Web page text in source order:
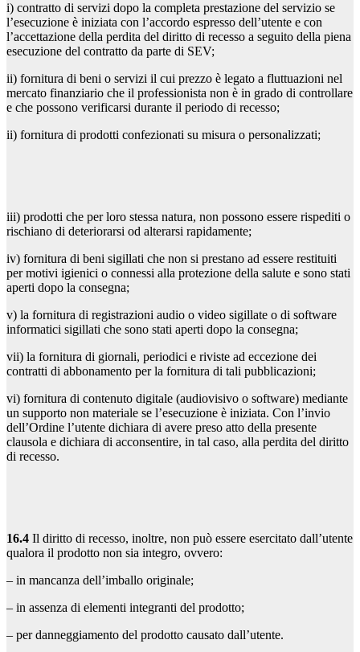
i) contratto di servizi dopo la completa prestazione del servizio se
l’esecuzione è iniziata con l’accordo espresso dell’utente e con
l’accettazione della perdita del diritto di recesso a seguito della piena
esecuzione del contratto da parte di SEV;
ii) fornitura di beni o servizi il cui prezzo è legato a fluttuazioni nel
mercato finanziario che il professionista non è in grado di controllare
e che possono verificarsi durante il periodo di recesso;
ii) fornitura di prodotti confezionati su misura o personalizzati;
iii) prodotti che per loro stessa natura, non possono essere rispediti o
rischiano di deteriorarsi od alterarsi rapidamente;
iv) fornitura di beni sigillati che non si prestano ad essere restituiti
per motivi igienici o connessi alla protezione della salute e sono stati
aperti dopo la consegna;
v) la fornitura di registrazioni audio o video sigillate o di software
informatici sigillati che sono stati aperti dopo la consegna;
vii) la fornitura di giornali, periodici e riviste ad eccezione dei
contratti di abbonamento per la fornitura di tali pubblicazioni;
vi) fornitura di contenuto digitale (audiovisivo o software) mediante
un supporto non materiale se l’esecuzione è iniziata. Con l’invio
dell’Ordine l’utente dichiara di avere preso atto della presente
clausola e dichiara di acconsentire, in tal caso, alla perdita del diritto
di recesso.
16.4 Il diritto di recesso, inoltre, non può essere esercitato dall’utente
qualora il prodotto non sia integro, ovvero:
– in mancanza dell’imballo originale;
– in assenza di elementi integranti del prodotto;
– per danneggiamento del prodotto causato dall’utente.